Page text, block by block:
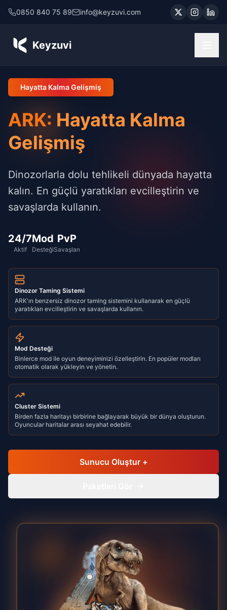
0850 840 75 89 info@keyzuvi.com
Keyzuvi
Hayatta Kalma Gelişmiş
ARK: Hayatta Kalma
Gelişmiş
Dinozorlarla dolu tehlikeli dünyada hayatta
kalın. En güçlü yaratıkları evcilleştirin ve
savaşlarda kullanın.
24/7
Aktif
Mod
Desteği
PvP
Savaşları
Dinozor Taming Sistemi
ARK'ın benzersiz dinozor taming sistemini kullanarak en güçlü
yaratıkları evcilleştirin ve savaşlarda kullanın.
Mod Desteği
Binlerce mod ile oyun deneyiminizi özelleştirin. En popüler modları
otomatik olarak yükleyin ve yönetin.
Cluster Sistemi
Birden fazla haritayı birbirine bağlayarak büyük bir dünya oluşturun.
Oyuncular haritalar arası seyahat edebilir.
Sunucu Oluştur +